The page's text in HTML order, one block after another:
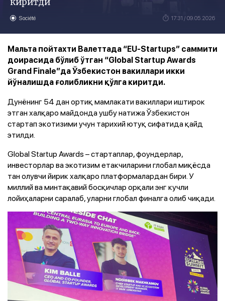
Société 17:31 / 09.05.2026
Мальта пойтахти Валеттада “EU-Startups” саммити
доирасида бўлиб ўтган “Global Startup Awards
Grand Finale”да Ўзбекистон вакиллари икки
йўналишда ғолибликни қўлга киритди.
Дунёнинг 54 дан ортиқ мамлакати вакиллари иштирок
этган халқаро майдонда ушбу натижа Ўзбекистон
стартап экотизими учун тарихий ютуқ сифатида қайд
этилди.
Global Startup Awards – стартаплар, фоундерлар,
инвесторлар ва экотизим етакчиларини глобал миқёсда
тан олувчи йирик халқаро платформалардан бири. У
миллий ва минтақавий босқичлар орқали энг кучли
лойиҳаларни саралаб, уларни глобал финалга олиб чиқади.